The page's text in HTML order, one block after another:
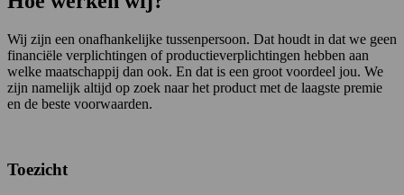
Wij zijn een onafhankelijke tussenpersoon. Dat houdt in dat we geen
financiële verplichtingen of productieverplichtingen hebben aan
welke maatschappij dan ook. En dat is een groot voordeel jou. We
zijn namelijk altijd op zoek naar het product met de laagste premie
en de beste voorwaarden.
Toezicht